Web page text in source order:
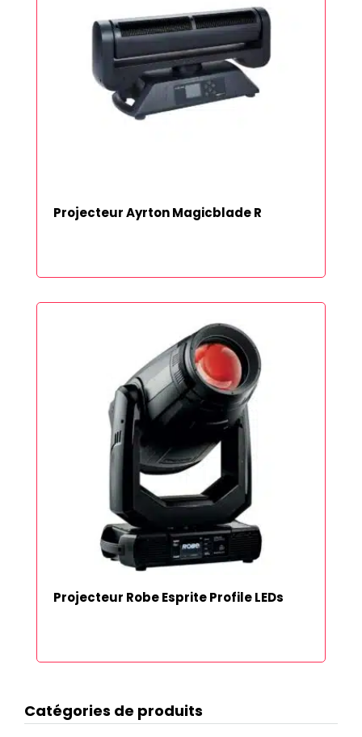
Projecteur Ayrton Magicblade R
Projecteur Robe Esprite Profile LEDs
Catégories de produits